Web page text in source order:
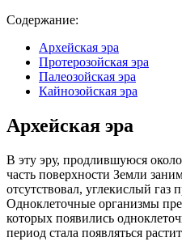
Содержание:
Архейская эра
Протерозойская эра
Палеозойская эра
Кайнозойская эра
Архейская эра
В эту эру, продлившуюся
часть поверхности Земли
отсутствовал, углекислый газ
Одноклеточные организмы
которых появились
период стала появляться